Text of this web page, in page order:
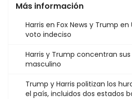
Más información
Harris en Fox News y Trump
voto indeciso
Harris y Trump concentran
masculino
Trump y Harris politizan los
el país, incluidos dos estados